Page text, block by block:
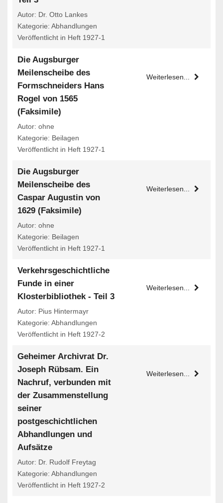
Autor: Dr. Otto Lankes
Kategorie: Abhandlungen
Veröffentlicht in Heft 1927-1
Die Augsburger
Meilenscheibe des
Formschneiders Hans
Rogel von 1565
(Faksimile)
Autor: ohne
Kategorie: Beilagen
Veröffentlicht in Heft 1927-1
Weiterlesen...
Die Augsburger
Meilenscheibe des
Caspar Augustin von
1629 (Faksimile)
Autor: ohne
Kategorie: Beilagen
Veröffentlicht in Heft 1927-1
Weiterlesen...
Verkehrsgeschichtliche
Funde in einer
Klosterbibliothek - Teil 3
Autor: Pius Hintermayr
Kategorie: Abhandlungen
Veröffentlicht in Heft 1927-2
Weiterlesen...
Geheimer Archivrat Dr.
Joseph Rübsam. Ein
Nachruf, verbunden mit
der Zusammenstellung
seiner
postgeschichtlichen
Abhandlungen und
Aufsätze
Autor: Dr. Rudolf Freytag
Kategorie: Abhandlungen
Veröffentlicht in Heft 1927-2
Weiterlesen...